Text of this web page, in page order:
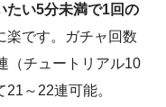
たい5分未満で1回の
楽です。ガチャ回数
（チュートリアル10
～22連可能。